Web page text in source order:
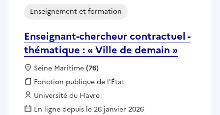
Enseignant-chercheur contractuel -
thématique : « Ville de demain »
Enseignement et formation
Localisation :
Seine Maritime(76)
Fonction publique :
Fonction publique de l'État
Employeur :
Université du Havre
En ligne depuis le 26 janvier 2026